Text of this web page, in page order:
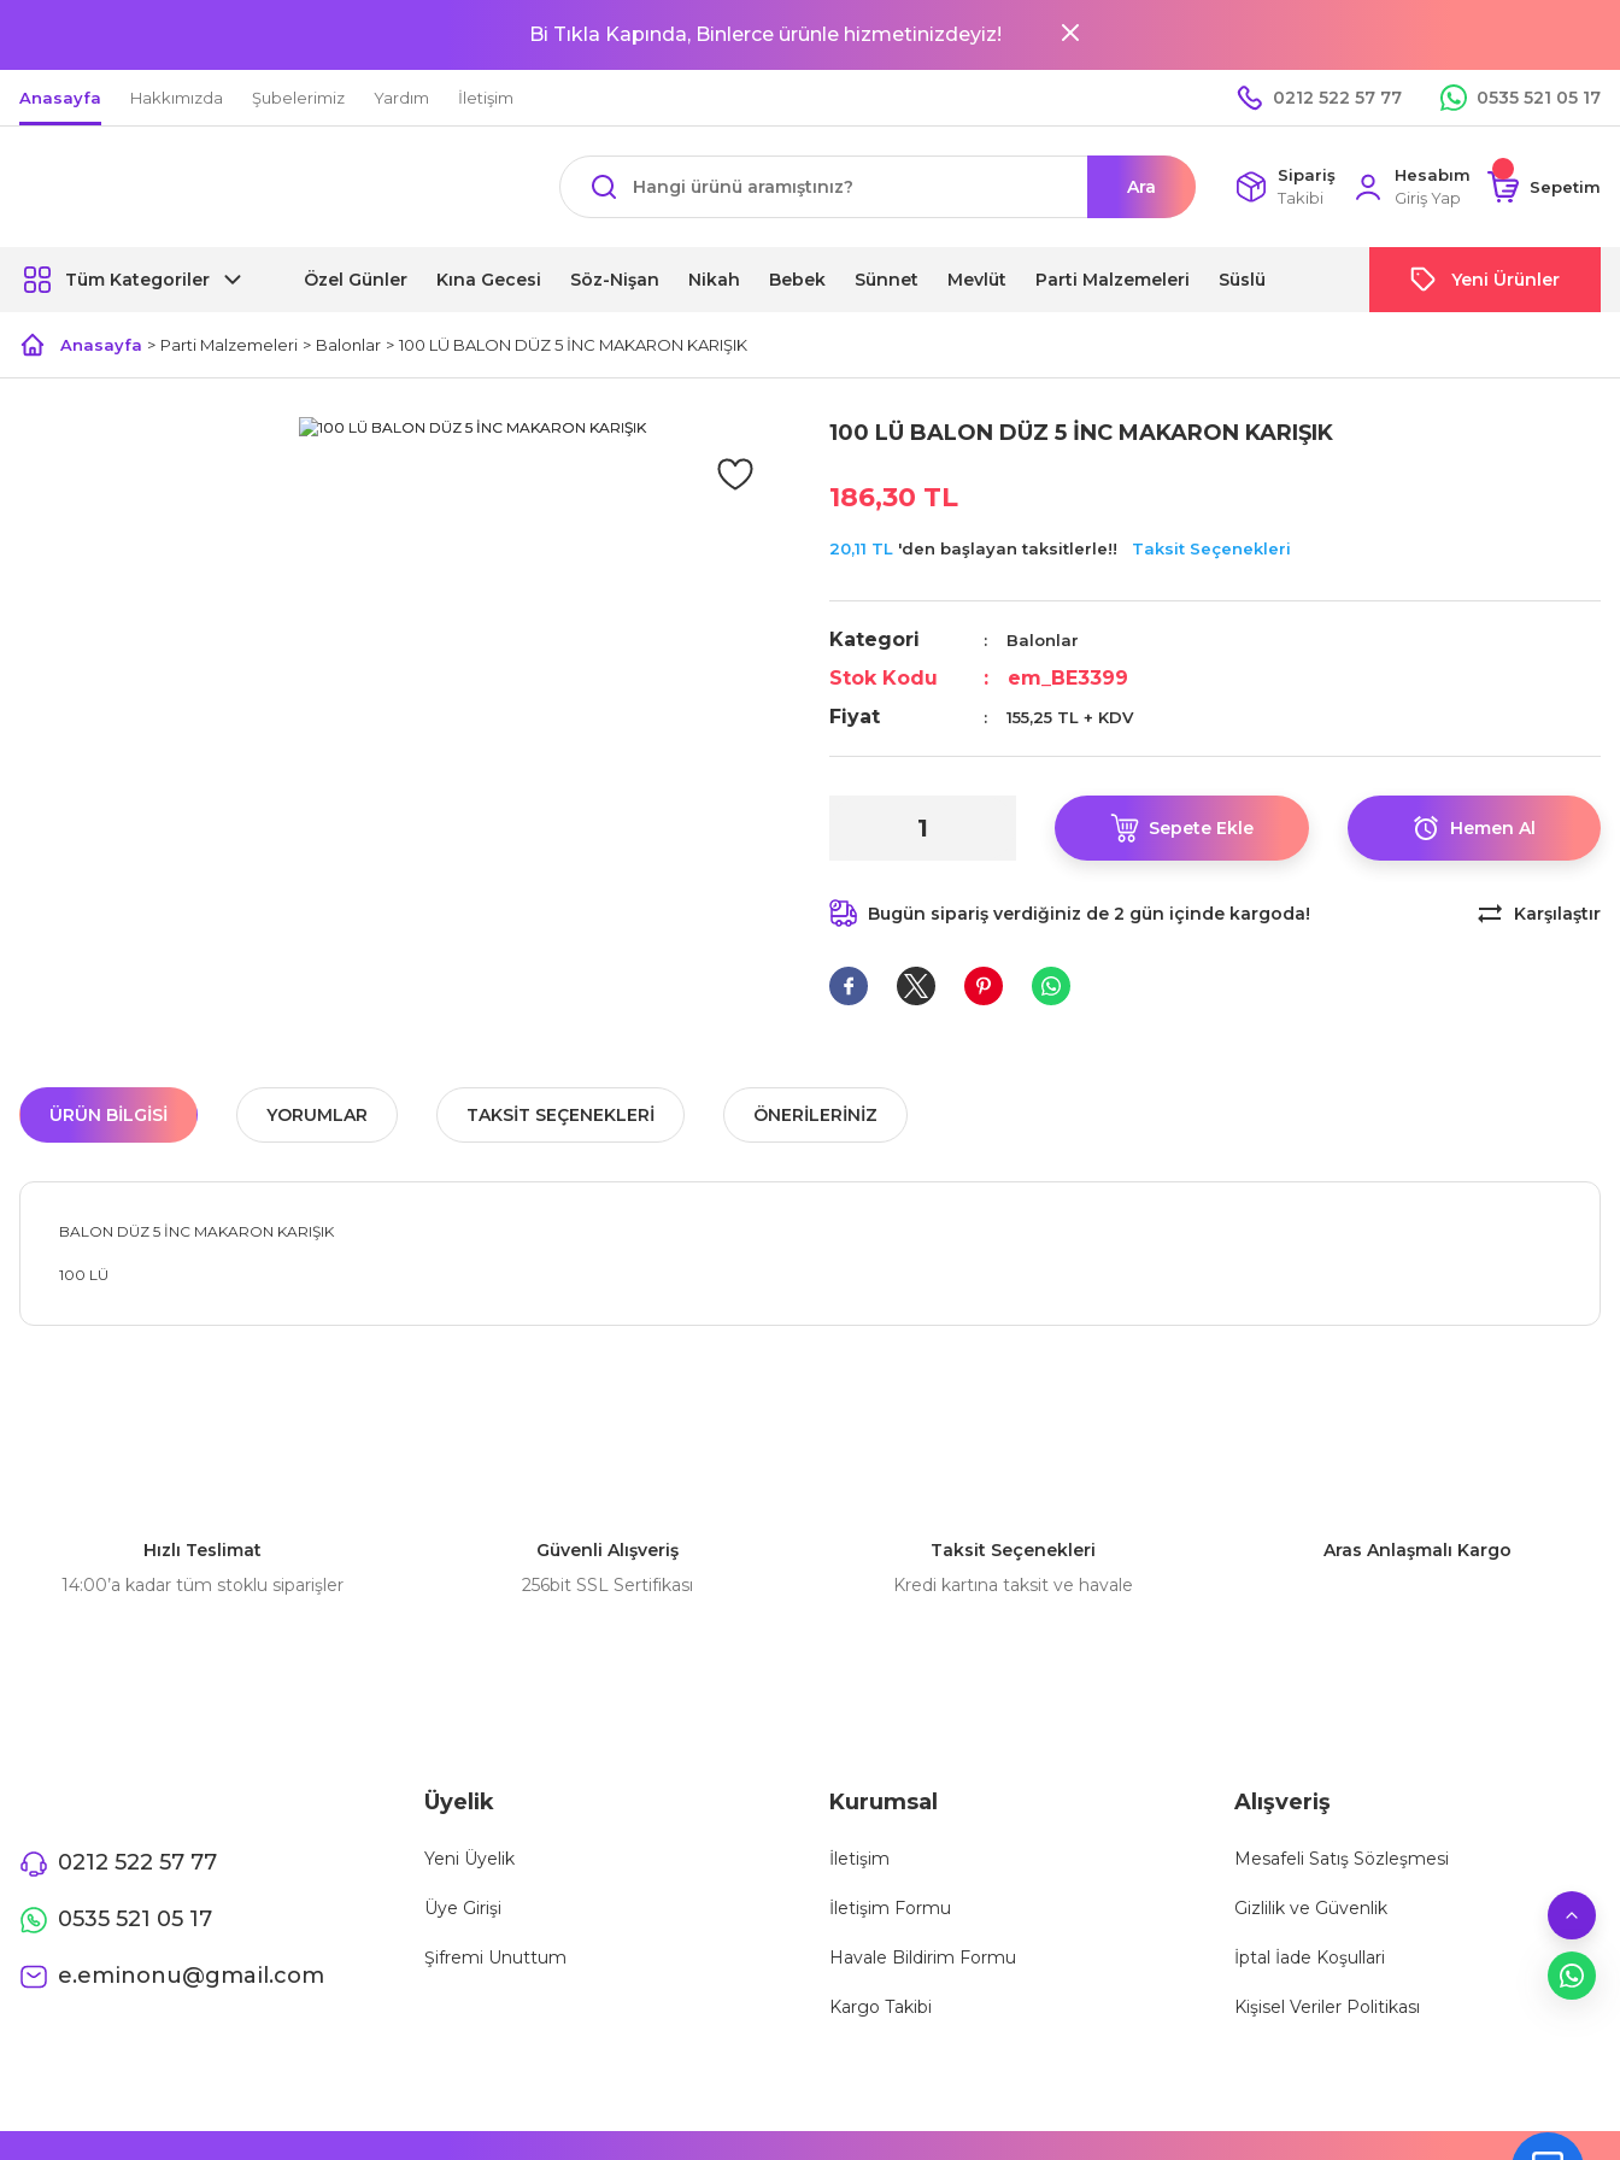
Bi Tıkla Kapında, Binlerce ürünle hizmetinizdeyiz!
Anasayfa Hakkımızda Şubelerimiz Yardım İletişim 0212 522 57 77 0535 521 05 17
Ara
Sipariş
Takibi
Hesabım
Giriş Yap
Sepetim
Tüm Kategoriler Özel Günler Kına Gecesi Söz-Nişan Nikah Bebek Sünnet Mevlüt Parti Malzemeleri Süslü Yeni Ürünler
Anasayfa Parti Malzemeleri Balonlar 100 LÜ BALON DÜZ 5 İNC MAKARON KARIŞIK
100 LÜ BALON DÜZ 5 İNC MAKARON KARIŞIK
186,30 TL
20,11 TL 'den başlayan taksitlerle!! Taksit Seçenekleri
Kategori Balonlar
Stok Kodu
em_BE3399
Fiyat
155,25 TL + KDV
Sepete Ekle Hemen Al
Bugün sipariş verdiğiniz de 2 gün içinde kargoda! Karşılaştır
ÜRÜN BILGISI YORUMLAR TAKSIT SEÇENEKLERI ÖNERILERINIZ
BALON DÜZ 5 İNC MAKARON KARIŞIK
100 LÜ
Ürün fiyatı diğer sitelerden daha pahalı.
Gönder
Hızlı Teslimat
14:00’a kadar tüm stoklu siparişler
Güvenli Alışveriş
256bit SSL Sertifikası
Taksit Seçenekleri
Kredi kartına taksit ve havale
Aras Anlaşmalı Kargo
0212 522 57 77
0535 521 05 17
e.eminonu@gmail.com
Üyelik
Yeni Üyelik
Üye Girişi
Şifremi Unuttum
Kurumsal
İletişim
İletişim Formu
Havale Bildirim Formu
Kargo Takibi
Alışveriş
Mesafeli Satış Sözleşmesi
Gizlilik ve Güvenlik
İptal İade Koşullari
Kişisel Veriler Politikası